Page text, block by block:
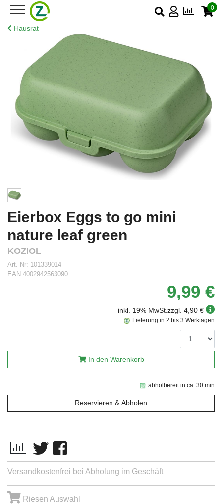
0
Hausrat
Eierbox Eggs to go mini
nature leaf green
KOZIOL
Art.-Nr: 101339014
EAN 4002942563090
9,99 €
inkl. 19% MwSt.zzgl. 4,90 €
abholbereit in ca. 30 min
Reservieren & Abholen
Lieferung in 2 bis 3 Werktagen
In den Warenkorb
Versandkostenfrei bei Abholung im Geschäft
Riesen Auswahl